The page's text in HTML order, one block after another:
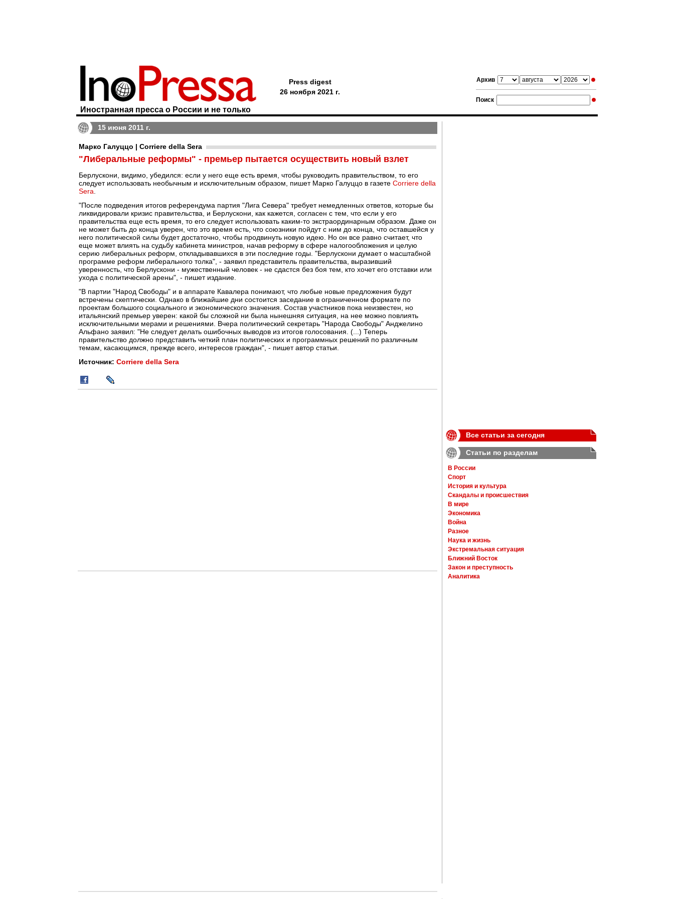
Архив
Поиск
Иностранная пресса о России и не только
Press digest
26 ноября 2021 г.
15 июня 2011 г.
Марко Галуццо | Corriere della Sera
"Либеральные реформы" - премьер пытается осуществить новый взлет
Берлускони, видимо, убедился: если у него еще есть время, чтобы руководить правительством, то его
следует использовать необычным и исключительным образом, пишет Марко Галуццо в газете Corriere della
Sera
"После подведения итогов референдума партия "Лига Севера" требует немедленных ответов, которые бы
ликвидировали кризис правительства, и Берлускони, как кажется, согласен с тем, что если у его
правительства еще есть время, то его следует использовать каким-то экстраординарным образом. Даже он
не может быть до конца уверен, что это время есть, что союзники пойдут с ним до конца, что оставшейся у
него политической силы будет достаточно, чтобы продвинуть новую идею. Но он все равно считает, что
еще может влиять на судьбу кабинета министров, начав реформу в сфере налогообложения и целую
серию либеральных реформ, откладывавшихся в эти последние годы. "Берлускони думает о масштабной
программе реформ либерального толка", - заявил представитель правительства, выразивший
уверенность, что Берлускони - мужественный человек - не сдастся без боя тем, кто хочет его отставки или
ухода с политической арены", - пишет издание.
"В партии "Народ Свободы" и в аппарате Кавалера понимают, что любые новые предложения будут
встречены скептически. Однако в ближайшие дни состоится заседание в ограниченном формате по
проектам большого социального и экономического значения. Состав участников пока неизвестен, но
итальянский премьер уверен: какой бы сложной ни была нынешняя ситуация, на нее можно повлиять
исключительными мерами и решениями. Вчера политический секретарь "Народа Свободы" Анджелино
Альфано заявил: "Не следует делать ошибочных выводов из итогов голосования. (...) Теперь
правительство должно представить четкий план политических и программных решений по различным
темам, касающимся, прежде всего, интересов граждан", - пишет автор статьи.
Источник: Corriere della Sera
Все статьи за сегодня
Статьи по разделам
В России
Спорт
История и культура
Скандалы и происшествия
В мире
Экономика
Война
Разное
Наука и жизнь
Экстремальная ситуация
Ближний Восток
Закон и преступность
Аналитика